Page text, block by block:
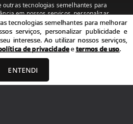
outras tecnologias semelhantes para
em nossos serviços, personalizar
conteúdo de seu interesse. Ao utilizar
com nossa política de privacidade e
termos de uso.
Termos de uso
tecnologias semelhantes para melhorar
serviços, personalizar publicidade e
interesse. Ao utilizar nossos serviços,
de privacidadeetermos de uso.
ENTENDI